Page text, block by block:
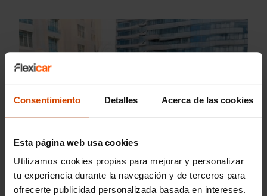
Consentimiento Detalles Acerca de las cookies
Esta página web usa cookies
Utilizamos cookies propias para mejorar y personalizar
tu experiencia durante la navegación y de terceros para
ofrecerte publicidad personalizada basada en intereses.
Kia Rio GT Line barato